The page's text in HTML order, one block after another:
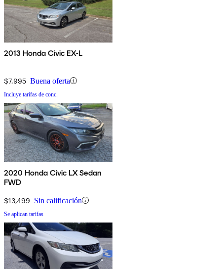
2013 Honda Civic EX-L
$7,995 Buena oferta
Incluye tarifas de conc.
2020 Honda Civic LX Sedan
FWD
$13,499 Sin calificación
Se aplican tarifas